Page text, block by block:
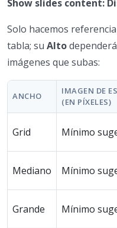
Show slides content:
Solo hacemos
tabla; su Alto
imágenes que subas:
ANCHO
IMAGEN DE
(EN PÍXELES)
Grid Mínimo
Mediano Mínimo
Grande Mínimo